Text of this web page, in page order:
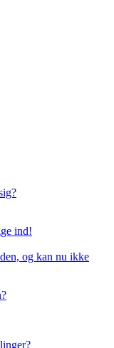
ind!
og kan nu ikke